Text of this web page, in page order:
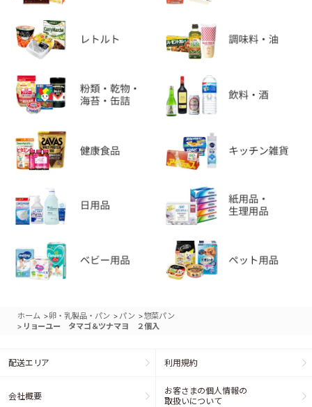
ホーム >卵・乳製品・パン > パン >惣菜パン
> リョーユー タマゴ＆ツナマヨ ２個入
配送エリア 利用規約
会社概要
お客さまの個人情報の
取扱いについて